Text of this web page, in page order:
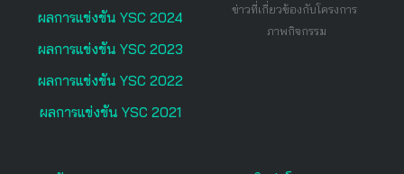
ผลการแข่งขัน YSC 2024
ผลการแข่งขัน YSC 2023
ผลการแข่งขัน YSC 2022
ผลการแข่งขัน YSC 2021
ข่าวที่เกี่ยวข้องกับโครงการ
ภาพกิจกรรม